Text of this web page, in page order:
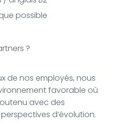
possible
?
de nos employés, nous
favorable où
avec des
d’évolution.